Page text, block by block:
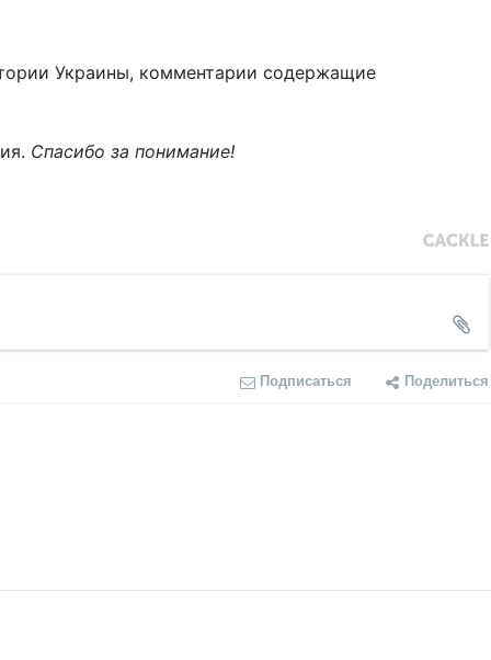
Украины, комментарии содержащие
Спасибо за понимание!
Подписаться Поделиться